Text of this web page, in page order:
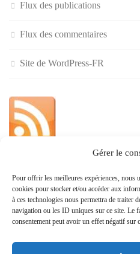
Gérer le
Pour offrir les meilleures expériences, nous
cookies pour stocker et/ou accéder aux
à ces technologies nous permettra de traiter
navigation ou les ID uniques sur ce site. Le
consentement peut avoir un effet négatif sur
Flux des publications
Flux des commentaires
Site de WordPress-FR
»
Politique de confidentialité